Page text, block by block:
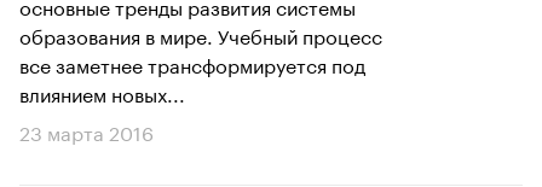
образования в мире. Учебный процесс
все заметнее трансформируется под
влиянием новых...
23 марта 2016